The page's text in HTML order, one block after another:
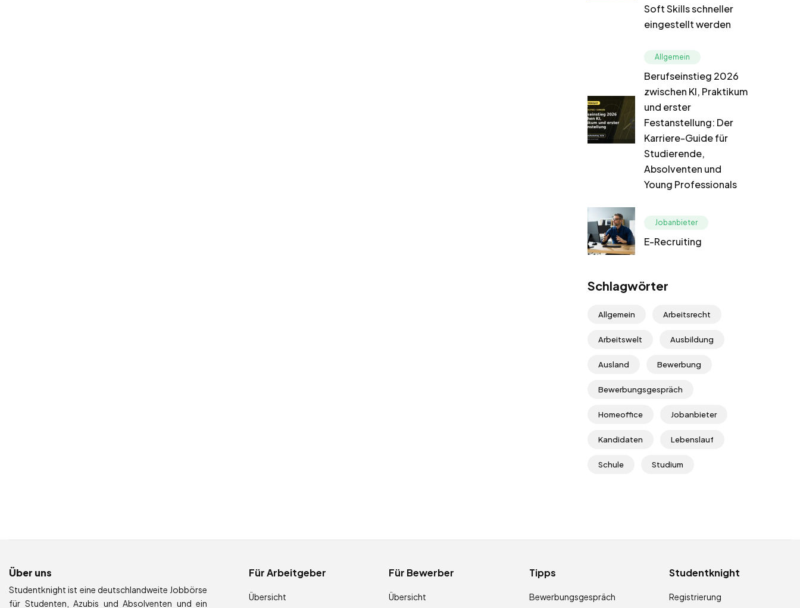
Soft Skills schneller
eingestellt werden
Allgemein
Berufseinstieg 2026
zwischen KI, Praktikum
und erster
Festanstellung: Der
Karriere-Guide für
Studierende,
Absolventen und
Young Professionals
Jobanbieter
E-Recruiting
Schlagwörter
Allgemein Arbeitsrecht
Arbeitswelt Ausbildung
Ausland Bewerbung
Bewerbungsgespräch
Homeoffice Jobanbieter
Kandidaten Lebenslauf
Schule Studium
Über uns
Studentknight ist eine deutschlandweite Jobbörse
für Studenten, Azubis und Absolventen und ein
Für Arbeitgeber
Übersicht
Für Bewerber
Übersicht
Tipps
Bewerbungsgespräch
Studentknight
Registrierung